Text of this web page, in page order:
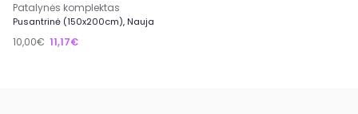
Patalynės komplektas
Pusantrinė (150x200cm), Nauja
10,00€ 11,17€